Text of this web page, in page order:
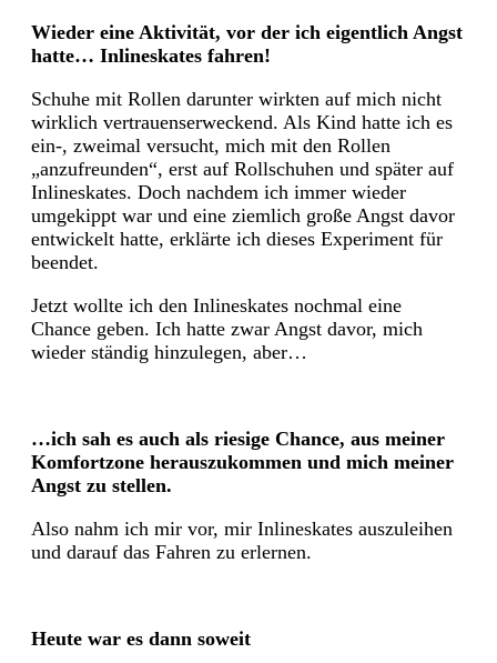
Wieder eine Aktivität, vor der ich eigentlich Angst
hatte… Inlineskates fahren!
Schuhe mit Rollen darunter wirkten auf mich nicht
wirklich vertrauenserweckend. Als Kind hatte ich es
ein-, zweimal versucht, mich mit den Rollen
„anzufreunden“, erst auf Rollschuhen und später auf
Inlineskates. Doch nachdem ich immer wieder
umgekippt war und eine ziemlich große Angst davor
entwickelt hatte, erklärte ich dieses Experiment für
beendet.
Jetzt wollte ich den Inlineskates nochmal eine
Chance geben. Ich hatte zwar Angst davor, mich
wieder ständig hinzulegen, aber…
…ich sah es auch als riesige Chance, aus meiner
Komfortzone herauszukommen und mich meiner
Angst zu stellen.
Also nahm ich mir vor, mir Inlineskates auszuleihen
und darauf das Fahren zu erlernen.
Heute war es dann soweit